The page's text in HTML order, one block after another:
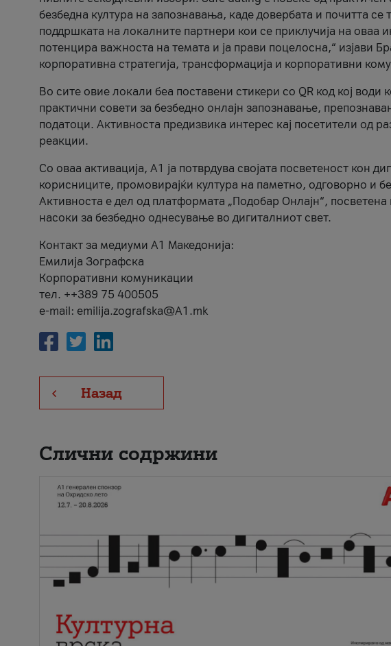
безбедна култура на запознавања, каде довербата и почитта
поддршката на локалните партнери кои се приклучија на оваа
потенцира важноста на темата и ја прави поцелосна,“ изјави
корпоративна стратегија, трансформација и корпоративни
Во сите овие локали беа поставени стикери со QR код кој
практични совети за безбедно онлајн запознавање,
податоци. Активноста предизвика интерес кај посетители од
реакции.
Со оваа активација, А1 ја потврдува својата посветеност кон
корисниците, промовирајќи култура на паметно, одговорно и
Активноста е дел од платформата „Подобар Онлајн“,
насоки за безбедно однесување во дигиталниот свет.
Контакт за медиуми А1 Македонија:
Емилија Зографска
Корпоративни комуникации
тел. ++389 75 400505
e-mail: emilija.zografska@A1.mk
Назад
Слични содржини